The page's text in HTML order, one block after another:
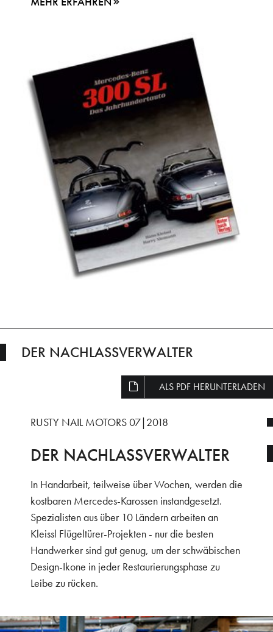
DER NACHLASSVERWALTER
ALS PDF HERUNTERLADEN
RUSTY NAIL MOTORS 07|2018
DER NACHLASSVERWALTER
In Handarbeit, teilweise über Wochen, werden die
kostbaren Mercedes-Karossen instandgesetzt.
Spezialisten aus über 10 Ländern arbeiten an
Kleissl Flügeltürer-Projekten - nur die besten
Handwerker sind gut genug, um der schwäbischen
Design-Ikone in jeder Restaurierungsphase zu
Leibe zu rücken.